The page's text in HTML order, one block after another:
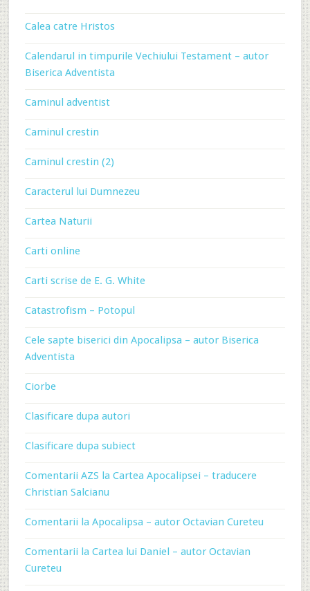
Calea catre Hristos
Calendarul in timpurile Vechiului Testament – autor
Biserica Adventista
Caminul adventist
Caminul crestin
Caminul crestin (2)
Caracterul lui Dumnezeu
Cartea Naturii
Carti online
Carti scrise de E. G. White
Catastrofism – Potopul
Cele sapte biserici din Apocalipsa – autor Biserica
Adventista
Ciorbe
Clasificare dupa autori
Clasificare dupa subiect
Comentarii AZS la Cartea Apocalipsei – traducere
Christian Salcianu
Comentarii la Apocalipsa – autor Octavian Cureteu
Comentarii la Cartea lui Daniel – autor Octavian
Cureteu